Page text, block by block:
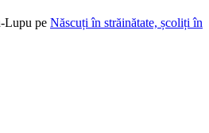
Lupu pe Născuți în străinătate, școliți în